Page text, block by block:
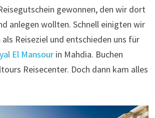
gewonnen, den wir dort
anlegen wollten. Schnell einigten wir
Reiseziel und entschieden uns für
El Mansourin Mahdia. Buchen
Reisecenter. Doch dann kam alles